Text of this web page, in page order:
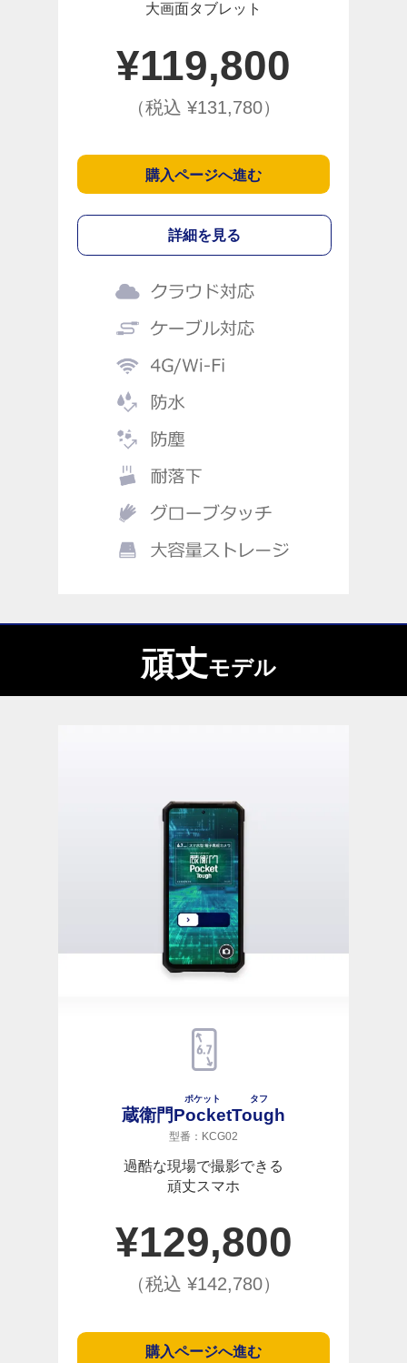
大画面タブレット
¥119,800
（税込 ¥131,780）
購入ページへ進む
詳細を見る
頑丈モデル
蔵衛門Pocket
ポケット
Tough
タフ
型番：KCG02
過酷な現場で撮影できる
頑丈スマホ
¥129,800
（税込 ¥142,780）
購入ページへ進む